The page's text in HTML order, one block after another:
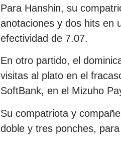
Para Hanshin, su
anotaciones y dos hits en
efectividad de 7.07.
En otro partido, el
visitas al plato en el
SoftBank, en el Mizuho
Su compatriota y
doble y tres ponches,